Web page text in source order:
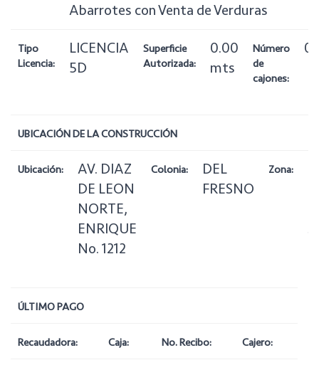
Abarrotes con Venta de Verduras
Tipo
Licencia:
LICENCIA
5D
Superficie
Autorizada:
0.00
mts
Número
de
cajones:
0
UBICACIÓN DE LA CONSTRUCCIÓN
Ubicación:
AV. DIAZ
DE LEON
NORTE,
ENRIQUE
No. 1212
Colonia:
DEL
FRESNO
Zona:
ÚLTIMO PAGO
Recaudadora: Caja: No. Recibo: Cajero: